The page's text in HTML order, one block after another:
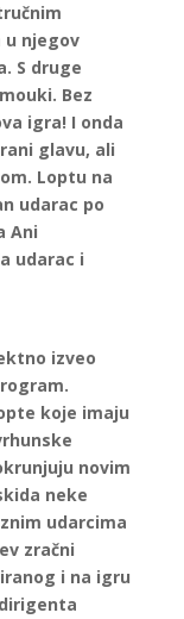
u njegov
S druge
Bez
igra! I onda
glavu, ali
Loptu na
udarac po
Ani
udarac i
izveo
koje imaju
novim
neke
udarcima
zračni
i na igru